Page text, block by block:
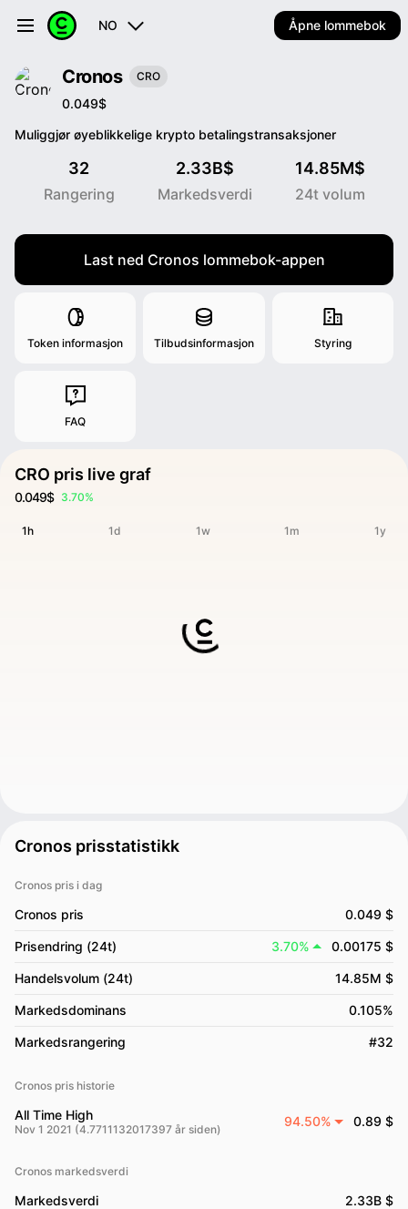
NO Åpne lommebok
Cronos CRO
0.049$
Muliggjør øyeblikkelige krypto betalingstransaksjoner
32
Rangering
2.33B$
Markedsverdi
14.85M$
24t volum
Last ned Cronos lommebok-appen
Token informasjon Tilbudsinformasjon Styring
FAQ
CRO pris live graf
0.049$ 3.70%
1h 1d 1w 1m 1y
Cronos prisstatistikk
Cronos pris i dag
Cronos pris 0.049 $
Prisendring (24t) 3.70% 0.00175 $
Handelsvolum (24t) 14.85M $
Markedsdominans 0.105%
Markedsrangering #32
Cronos pris historie
All Time High
Nov 1 2021 (4.7711132017397 år siden)
94.50% 0.89 $
Cronos markedsverdi
Markedsverdi 2.33B $